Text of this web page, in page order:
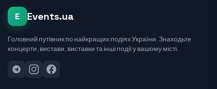
E Events.ua
Головний путівник по найкращих подіях України. Знаходьте
концерти, вистави, виставки та інші події у вашому місті.